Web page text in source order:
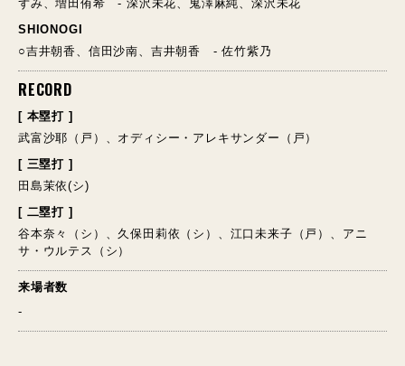
ずみ、増田侑希 - 深沢未花、鬼澤麻純、深沢未花
SHIONOGI
○吉井朝香、信田沙南、吉井朝香 - 佐竹紫乃
RECORD
[ 本塁打 ]
武富沙耶（戸）、オディシー・アレキサンダー（戸）
[ 三塁打 ]
田島茉依(シ)
[ 二塁打 ]
谷本奈々（シ）、久保田莉依（シ）、江口未来子（戸）、アニ
サ・ウルテス（シ）
来場者数
-